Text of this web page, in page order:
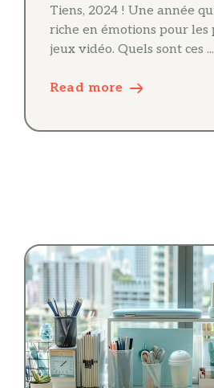
Tiens, 2024 ! Une année
riche en émotions pour les
jeux vidéo. Quels sont ces ...
Read more